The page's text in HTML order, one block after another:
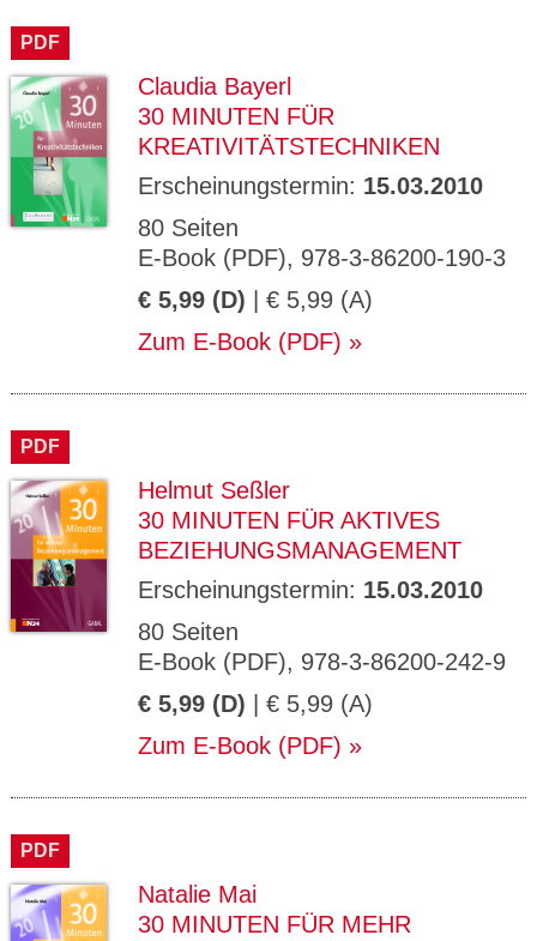
PDF
Claudia Bayerl
30 MINUTEN FÜR
KREATIVITÄTSTECHNIKEN
Erscheinungstermin: 15.03.2010
80 Seiten
E-Book (PDF), 978-3-86200-190-3
€ 5,99 (D) | € 5,99 (A)
Zum E-Book (PDF)
PDF
Helmut Seßler
30 MINUTEN FÜR AKTIVES
BEZIEHUNGSMANAGEMENT
Erscheinungstermin: 15.03.2010
80 Seiten
E-Book (PDF), 978-3-86200-242-9
€ 5,99 (D) | € 5,99 (A)
Zum E-Book (PDF)
PDF
Natalie Mai
30 MINUTEN FÜR MEHR